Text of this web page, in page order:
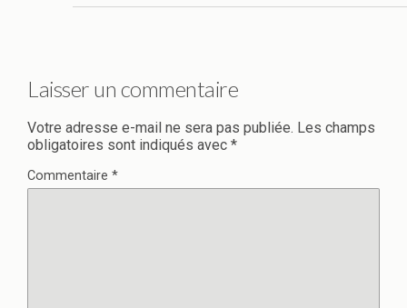
Laisser un commentaire
Votre adresse e-mail ne sera pas publiée. Les champs
obligatoires sont indiqués avec *
Commentaire *